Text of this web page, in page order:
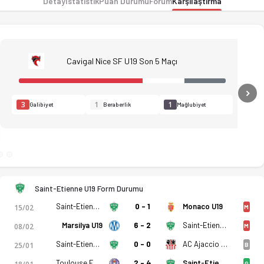
kadro, istatistikler, puan durumu ve iddaa oranları
Cavigal Nice SF U19 Son 5 Maçı
3 Galibiyet 1 Beraberlik 1 Mağlubiyet
Saint-Etienne U19 Form Durumu
15/02 Saint-Etienne U19 0 - 1 Monaco U19 M
08/02 Marsilya U19 6 - 2 Saint-Etienne U19 M
25/01 Saint-Etienne U19 0 - 0 AC Ajaccio U19 B